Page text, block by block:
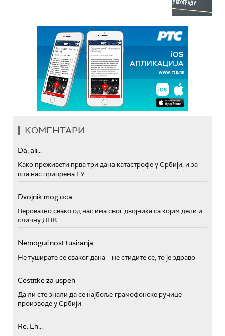
КОМЕНТАРИ
Da, ali...
Како преживети прва три дана катастрофе у Србији, и за
шта нас припрема ЕУ
Dvojnik mog oca
Вероватно свако од нас има свог двојника са којим дели и
сличну ДНК
Nemogućnost tusiranja
Не туширате се сваког дана – не стидите се, то је здраво
Cestitke za uspeh
Да ли сте знали да се најбоље грамофонске ручице
производе у Србији
Re: Eh...